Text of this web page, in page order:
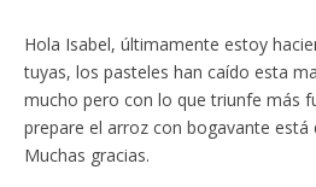
Hola Isabel, últimamente estoy
tuyas, los pasteles han caído esta
mucho pero con lo que triunfe más
prepare el arroz con bogavante está
Muchas gracias.